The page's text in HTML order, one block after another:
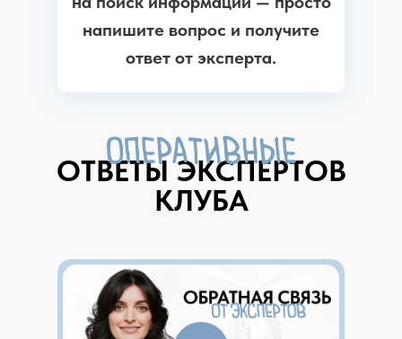
напишите вопрос и получите
ответ от эксперта.
ОТВЕТЫ ЭКСПЕРТОВ
КЛУБА